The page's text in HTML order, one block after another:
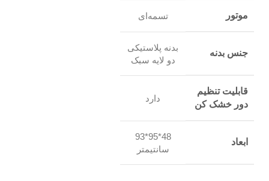
موتور تسمه‌ای
جنس بدنه
بدنه پلاستیکی
دو لایه سبک
قابلیت تنظیم
دور خشک کن
دارد
ابعاد
48*95*93
سانتیمتر